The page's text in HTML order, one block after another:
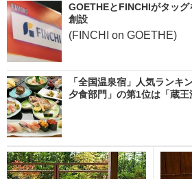
GOETHEとFINCHIがタッ
創設
(FINCHI on GOETHE)
「全国温泉宿」人気ラン
夕食部門」の第1位は「蔵王